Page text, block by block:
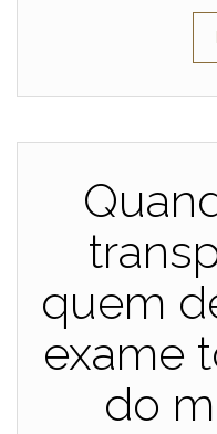
quem
exame
do